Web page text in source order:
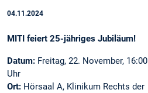
04.11.2024
MITI feiert 25-jähriges Jubiläum!
Datum: Freitag, 22. November, 16:00
Uhr
Ort: Hörsaal A, Klinikum Rechts der